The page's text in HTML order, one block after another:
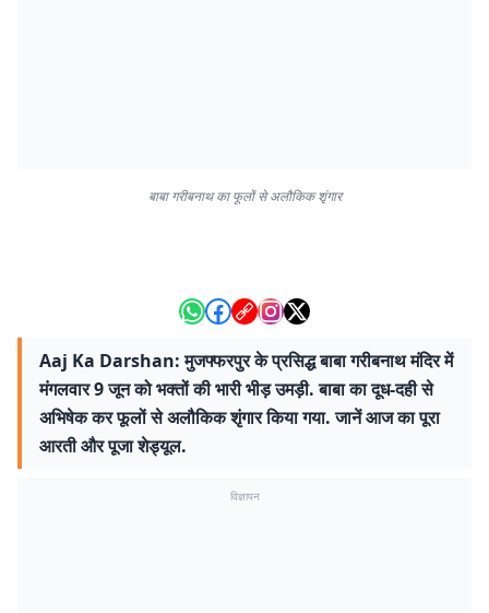
बाबा गरीबनाथ का फूलों से अलौकिक शृंगार
Aaj Ka Darshan: मुजफ्फरपुर के प्रसिद्ध बाबा गरीबनाथ मंदिर में
मंगलवार 9 जून को भक्तों की भारी भीड़ उमड़ी. बाबा का दूध-दही से
अभिषेक कर फूलों से अलौकिक शृंगार किया गया. जानें आज का पूरा
आरती और पूजा शेड्यूल.
विज्ञापन